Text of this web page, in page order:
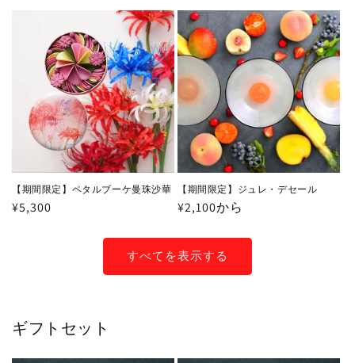
価
格
【期間限定】ペタルブーケ曼珠沙華
通
¥5,300
【期間限定】ジュレ・デセール
通
価
格
¥2,100から
すべてを表示する
ギフトセット